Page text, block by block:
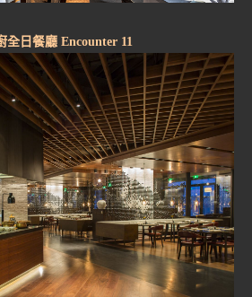
全日餐廳 Encounter 11